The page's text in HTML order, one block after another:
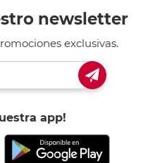
newsletter
exclusivas.
app!